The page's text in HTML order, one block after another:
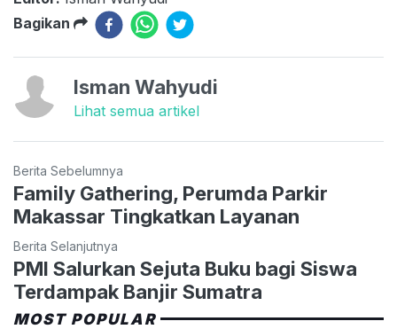
Bagikan
Isman Wahyudi
Lihat semua artikel
Berita Sebelumnya
Family Gathering, Perumda Parkir
Makassar Tingkatkan Layanan
Berita Selanjutnya
PMI Salurkan Sejuta Buku bagi Siswa
Terdampak Banjir Sumatra
MOST POPULAR